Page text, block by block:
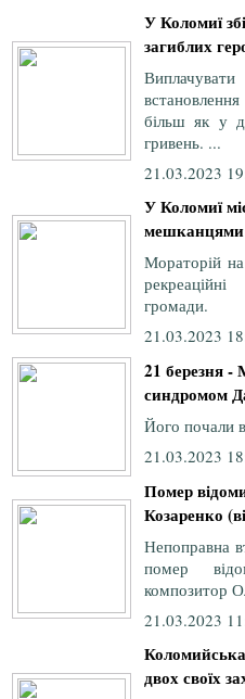
У Коломиї
загиблих
більш як у
гривень. ...
21.03.2023
У Коломиї
мешканцями
Мораторій
громади.
21.03.2023
21 березня -
синдромом
Його почали
21.03.2023
Помер
Козаренко
Непоправна
помер
композитор
21.03.2023
двох своїх